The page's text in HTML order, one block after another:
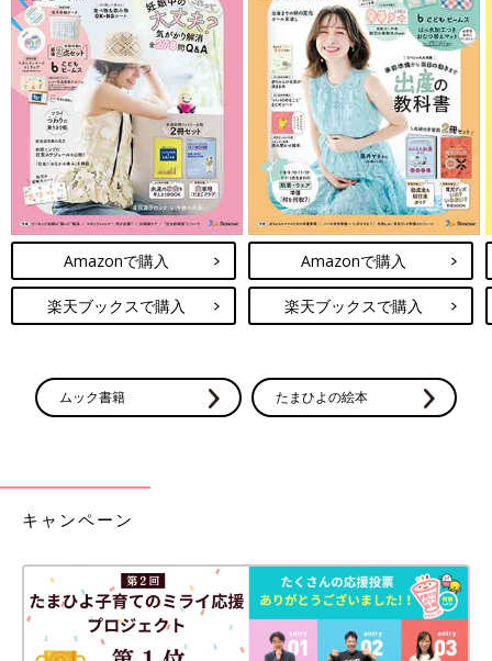
まいのおやつさんのSNSで紹介されているレシピの中から、おす
すめメニュー ベスト３を教えてもらいました。作り方は、まい
のおやつさんのX（旧
Twitter ）をチェックして！
【1位】揚げたアボカドの食感が最高！「アボチキンのみ
そマヨ」
の割合で簡単に作れます」（まいのおやつさん）
【２位】玉ねぎの甘みが美味！「オニオンフリスビー」
「玉ねぎを輪切りにして、中をくり抜いて、ひき肉を詰めて揚げ
ています。玉ねぎの優しい甘みがやみつきになります」（まいの
おやつさん）
Amazonで購入
楽天ブックスで購入
Amazonで購入
楽天ブックスで購入
ムック書籍 たまひよの絵本
キャンペーン